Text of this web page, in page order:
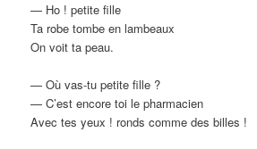
— Ho ! petite fille
Ta robe tombe en lambeaux
On voit ta peau.
— Où vas-tu petite fille ?
— C’est encore toi le pharmacien
Avec tes yeux ! ronds comme des billes !